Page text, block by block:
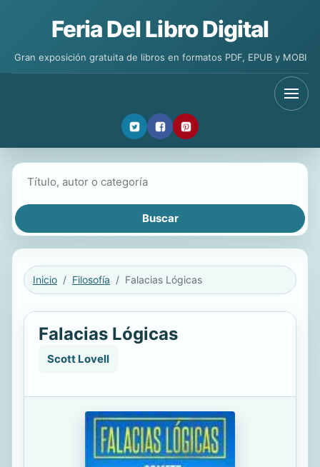
Feria Del Libro Digital
Gran exposición gratuita de libros en formatos PDF, EPUB y MOBI
Inicio Filosofía Falacias Lógicas
Falacias Lógicas
Scott Lovell